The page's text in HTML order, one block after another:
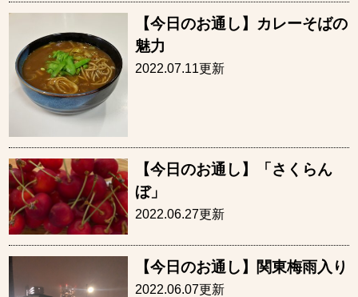
【今日のお通し】カレーそばの
魅力
2022.07.11更新
【今日のお通し】「さくらん
ぼ」
2022.06.27更新
【今日のお通し】関東梅雨入り
2022.06.07更新